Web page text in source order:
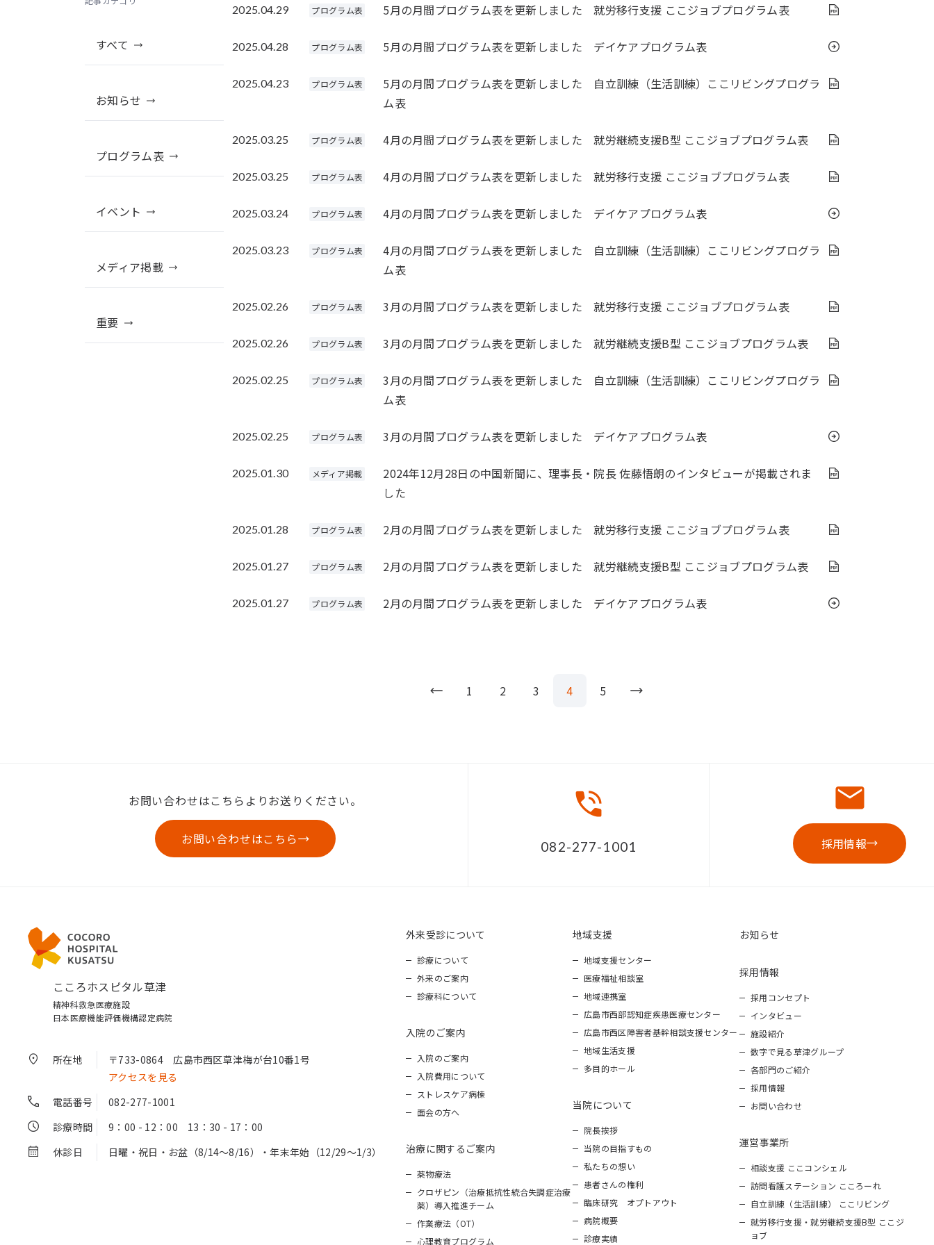
2025.04.29 プログラム表 5月の月間プログラム表を更新しました 就労移行支援 ここジョブプログラム表
2025.04.28 プログラム表 5月の月間プログラム表を更新しました デイケアプログラム表
2025.04.23 プログラム表
5月の月間プログラム表を更新しました 自立訓練（生活訓練）ここリビングプログラ
ム表
2025.03.25 プログラム表 4月の月間プログラム表を更新しました 就労継続支援B型 ここジョブプログラム表
2025.03.25 プログラム表 4月の月間プログラム表を更新しました 就労移行支援 ここジョブプログラム表
2025.03.24 プログラム表 4月の月間プログラム表を更新しました デイケアプログラム表
2025.03.23 プログラム表
4月の月間プログラム表を更新しました 自立訓練（生活訓練）ここリビングプログラ
ム表
2025.02.26 プログラム表 3月の月間プログラム表を更新しました 就労移行支援 ここジョブプログラム表
2025.02.26 プログラム表 3月の月間プログラム表を更新しました 就労継続支援B型 ここジョブプログラム表
2025.02.25 プログラム表
3月の月間プログラム表を更新しました 自立訓練（生活訓練）ここリビングプログラ
ム表
2025.02.25 プログラム表 3月の月間プログラム表を更新しました デイケアプログラム表
2025.01.30 メディア掲載
2024年12月28日の中国新聞に、理事長・院長 佐藤悟朗のインタビューが掲載されま
した
2025.01.28 プログラム表 2月の月間プログラム表を更新しました 就労移行支援 ここジョブプログラム表
2025.01.27 プログラム表 2月の月間プログラム表を更新しました 就労継続支援B型 ここジョブプログラム表
2025.01.27 プログラム表 2月の月間プログラム表を更新しました デイケアプログラム表
1 2 3 4 5
すべて
お知らせ
プログラム表
イベント
メディア掲載
重要
お問い合わせはこちらよりお送りください。
お問い合わせはこちら 082-277-1001 採用情報
こころホスピタル草津
精神科救急医療施設
日本医療機能評価機構認定病院
所在地 〒733-0864広島市西区草津梅が台10番1号
アクセスを見る
電話番号
082-277-1001
診療時間
9：00 - 12：00 13：30 - 17：00
休診日
日曜・祝日・お盆（8/14～8/16）・年末年始（12/29～1/3）
外来受診について
診療について
外来のご案内
診療科について
入院のご案内
入院のご案内
入院費用について
ストレスケア病棟
面会の方へ
治療に関するご案内
薬物療法
クロザピン（治療抵抗性統合失調症治療
薬）導入推進チーム
作業療法（OT）
心理教育プログラム
地域支援
地域支援センター
医療福祉相談室
地域連携室
広島市西部認知症疾患医療センター
広島市西区障害者基幹相談支援センター
地域生活支援
多目的ホール
当院について
院長挨拶
当院の目指すもの
私たちの想い
患者さんの権利
臨床研究 オプトアウト
病院概要
診療実績
お知らせ
採用情報
採用コンセプト
インタビュー
施設紹介
数字で見る草津グループ
各部門のご紹介
採用情報
お問い合わせ
運営事業所
相談支援 ここコンシェル
訪問看護ステーション こころーれ
自立訓練（生活訓練） ここリビング
就労移行支援・就労継続支援B型 ここジ
ョブ